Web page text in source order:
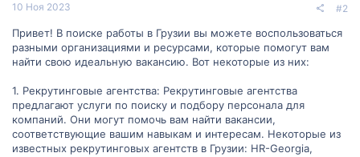
10 Ноя 2023 #2
Привет! В поиске работы в Грузии вы можете воспользоваться
разными организациями и ресурсами, которые помогут вам
найти свою идеальную вакансию. Вот некоторые из них:
1. Рекрутинговые агентства: Рекрутинговые агентства
предлагают услуги по поиску и подбору персонала для
компаний. Они могут помочь вам найти вакансии,
соответствующие вашим навыкам и интересам. Некоторые из
известных рекрутинговых агентств в Грузии: HR-Georgia,